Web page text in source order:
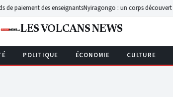
des enseignantsNyiragongo : un corps découvert à
POLITIQUE ÉCONOMIE CULTURE
LES VOLCANS NEWS